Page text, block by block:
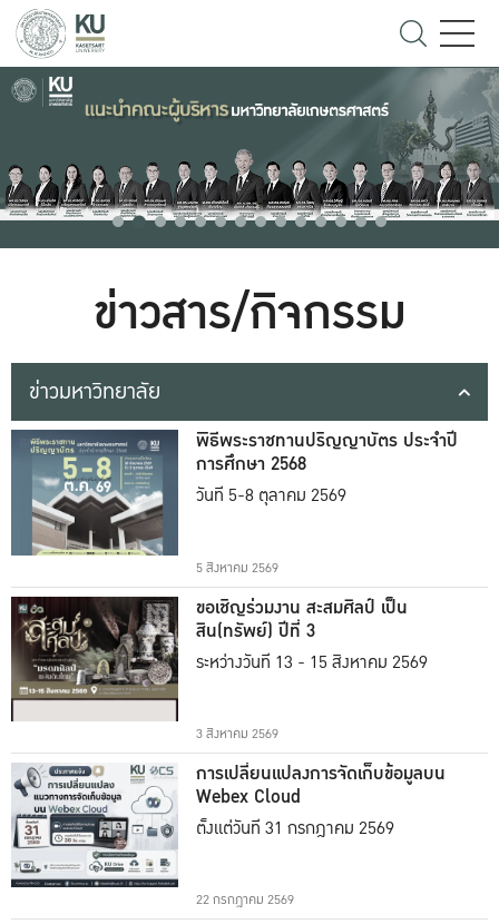
ข่าวสาร/กิจกรรม
ข่าวมหาวิทยาลัย
พิธีพระราชทานปริญญาบัตร ประจำปี
การศึกษา 2568
วันที่ 5-8 ตุลาคม 2569
5 สิงหาคม 2569
ขอเชิญร่วมงาน สะสมศิลป์ เป็น
สิน(ทรัพย์) ปีที่ 3
ระหว่างวันที่ 13 - 15 สิงหาคม 2569
3 สิงหาคม 2569
การเปลี่ยนแปลงการจัดเก็บข้อมูลบน
Webex Cloud
ตั้งแต่วันที่ 31 กรกฎาคม 2569
22 กรกฎาคม 2569